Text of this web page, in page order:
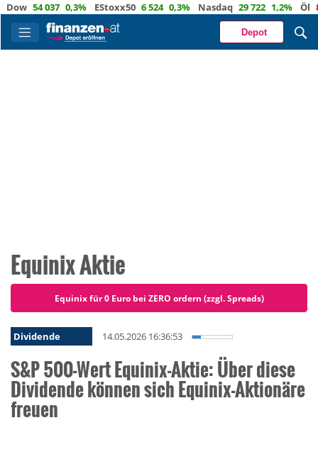
54 037 0,3% EStoxx50 6 524 0,3% Nasdaq 29 722 1,2% Öl 82,1
Depot
Equinix Aktie
Equinix für 0 Euro bei ZERO ordern (zzgl. Spreads)
Dividende 14.05.2026 16:36:53
S&P 500-Wert Equinix-Aktie: Über diese
Dividende können sich Equinix-Aktionäre
freuen